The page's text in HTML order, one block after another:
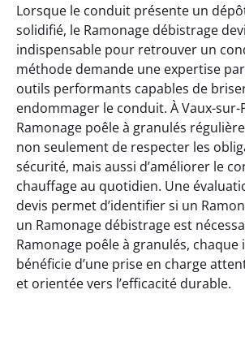
Lorsque le conduit présente un
solidifié, le Ramonage débistrage
indispensable pour retrouver un
méthode demande une expertise
outils performants capables de
endommager le conduit. À Vaux-
Ramonage poêle à granulés
non seulement de respecter les
sécurité, mais aussi d’améliorer le
chauffage au quotidien. Une
devis permet d’identifier si un
un Ramonage débistrage est
Ramonage poêle à granulés,
bénéficie d’une prise en charge
et orientée vers l’efficacité durable.